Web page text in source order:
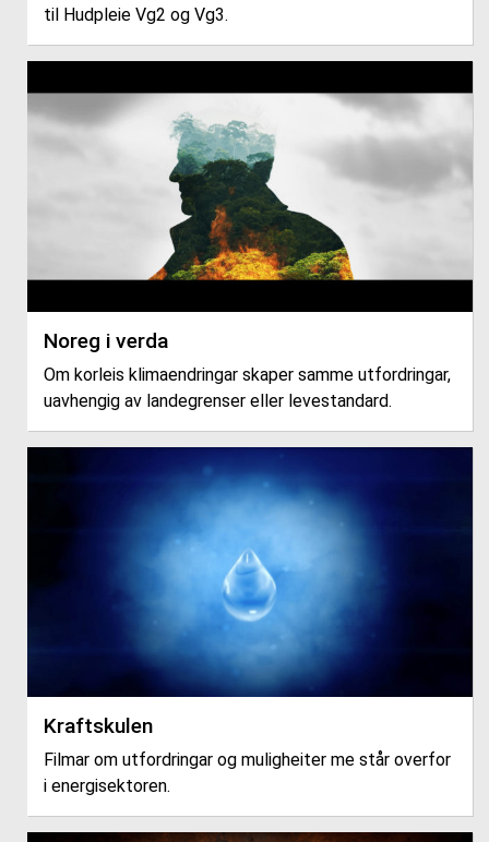
til Hudpleie Vg2 og Vg3.
Noreg i verda
Om korleis klimaendringar skaper samme utfordringar,
uavhengig av landegrenser eller levestandard.
Kraftskulen
Filmar om utfordringar og muligheiter me står overfor
i energisektoren.